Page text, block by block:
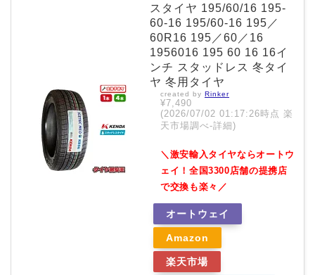
スタイヤ 195/60/16 195-
60-16 195/60-16 195／
60R16 195／60／16
1956016 195 60 16 16イ
ンチ スタッドレス 冬タイ
ヤ 冬用タイヤ
created by Rinker
¥7,490
(2026/07/02 01:17:26時点 楽
天市場調べ-詳細)
＼激安輸入タイヤならオートウ
ェイ！全国3300店舗の提携店
で交換も楽々／
オートウェイ
Amazon
楽天市場